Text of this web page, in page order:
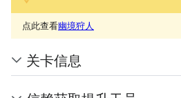
点此查看幽境狩人
关卡信息